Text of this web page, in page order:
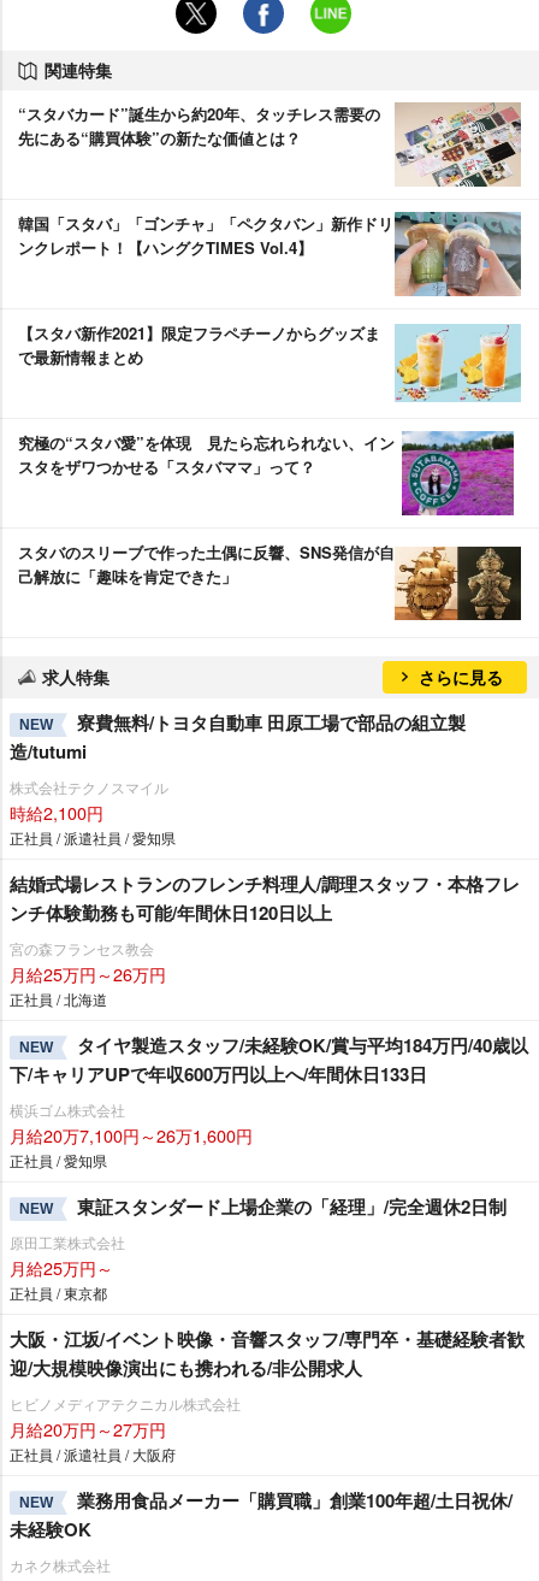
関連特集
“スタバカード”誕生から約20年、タッチレス需要の
先にある“購買体験”の新たな価値とは？
韓国「スタバ」「ゴンチャ」「ペクタバン」新作ドリ
ンクレポート！【ハングクTIMES Vol.4】
【スタバ新作2021】限定フラペチーノからグッズま
で最新情報まとめ
究極の“スタバ愛”を体現 見たら忘れられない、イン
スタをザワつかせる「スタバママ」って？
スタバのスリーブで作った土偶に反響、SNS発信が自
己解放に「趣味を肯定できた」
求人特集 さらに見る
NEW
寮費無料/トヨタ自動車 田原工場で部品の組立製
造/tutumi
株式会社テクノスマイル
時給2,100円
正社員 / 派遣社員 / 愛知県
結婚式場レストランのフレンチ料理人/調理スタッフ・本格フレ
ンチ体験勤務も可能/年間休日120日以上
宮の森フランセス教会
月給25万円～26万円
正社員 / 北海道
NEW
タイヤ製造スタッフ/未経験OK/賞与平均184万円/40歳以
下/キャリアUPで年収600万円以上へ/年間休日133日
横浜ゴム株式会社
月給20万7,100円～26万1,600円
正社員 / 愛知県
NEW 東証スタンダード上場企業の「経理」/完全週休2日制
原田工業株式会社
月給25万円～
正社員 / 東京都
大阪・江坂/イベント映像・音響スタッフ/専門卒・基礎経験者歓
迎/大規模映像演出にも携われる/非公開求人
ヒビノメディアテクニカル株式会社
月給20万円～27万円
正社員 / 派遣社員 / 大阪府
NEW
業務用食品メーカー「購買職」創業100年超/土日祝休/
未経験OK
カネク株式会社